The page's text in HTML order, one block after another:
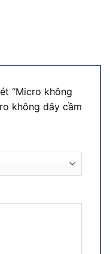
“Micro không
không dây cầm